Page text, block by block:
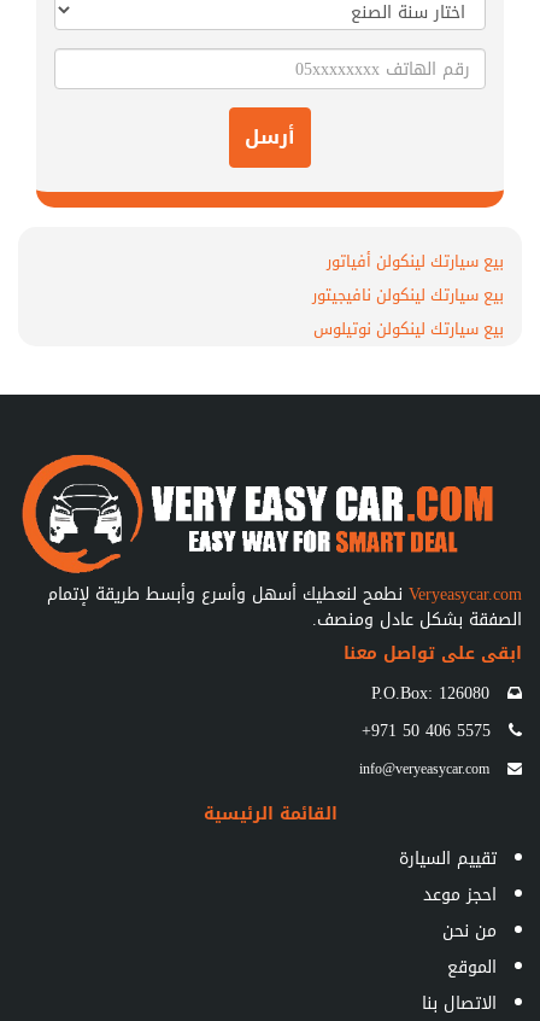
أرسل
بيع سيارتك لينكولن أفياتور
بيع سيارتك لينكولن نافيجيتور
بيع سيارتك لينكولن نوتيلوس
Veryeasycar.com نطمح لنعطيك أسهل وأسرع وأبسط طريقة لإتمام
الصفقة بشكل عادل ومنصف.
ابقى على تواصل معنا
P.O.Box: 126080
+971 50 406 5575
info@veryeasycar.com
القائمة الرئيسية
تقييم السيارة
احجز موعد
من نحن
الموقع
الاتصال بنا